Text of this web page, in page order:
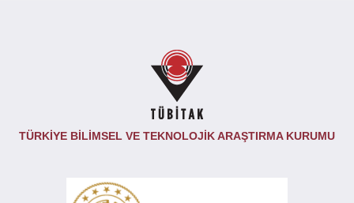
TÜRKİYE BİLİMSEL VE TEKNOLOJİK ARAŞTIRMA KURUMU